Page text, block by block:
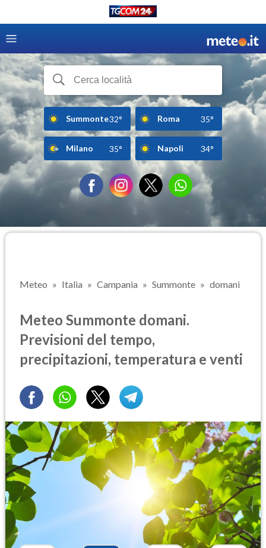
Summonte32° Roma 35°
Milano 35° Napoli 34°
Meteo Italia Campania Summonte domani
Meteo Summonte domani.
Previsioni del tempo,
precipitazioni, temperatura e venti